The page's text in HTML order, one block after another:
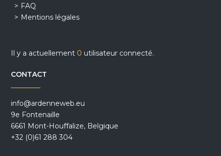
FAQ
Mentions légales
Il y a actuellement 0 utilisateur connecté.
CONTACT
info@ardenneweb.eu
9e Fontenaille
6661 Mont-Houffalize, Belgique
+32 (0)61 288 304